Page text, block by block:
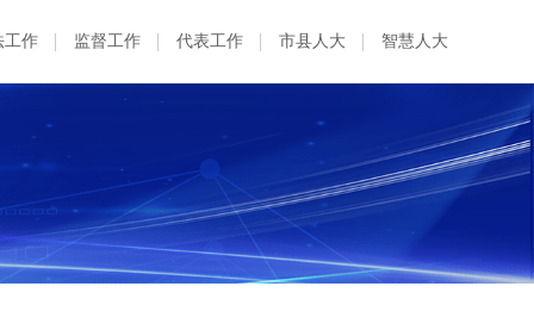
工作 监督工作 代表工作 市县人大 智慧人大